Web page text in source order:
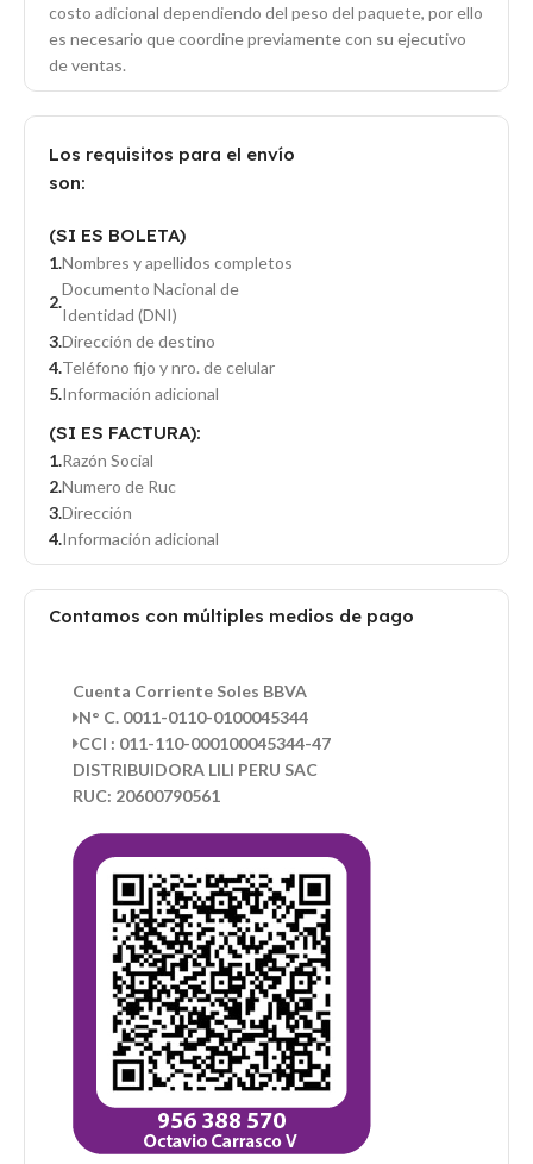
costo adicional dependiendo del peso del paquete, por ello
es necesario que coordine previamente con su ejecutivo
de ventas.
Los requisitos para el envío
son:
(SI ES BOLETA)
Nombres y apellidos completos
Documento Nacional de
Identidad (DNI)
Dirección de destino
Teléfono fijo y nro. de celular
Información adicional
(SI ES FACTURA):
Razón Social
Numero de Ruc
Dirección
Información adicional
Contamos con múltiples medios de pago
Cuenta Corriente Soles BBVA
N° C. 0011-0110-0100045344
CCI : 011-110-000100045344-47
DISTRIBUIDORA LILI PERU SAC
RUC: 20600790561